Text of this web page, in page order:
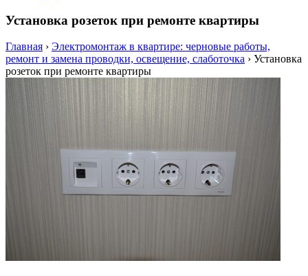
Установка розеток при ремонте квартиры
Главная › Электромонтаж в квартире: черновые работы,
ремонт и замена проводки, освещение, слаботочка › Установка
розеток при ремонте квартиры